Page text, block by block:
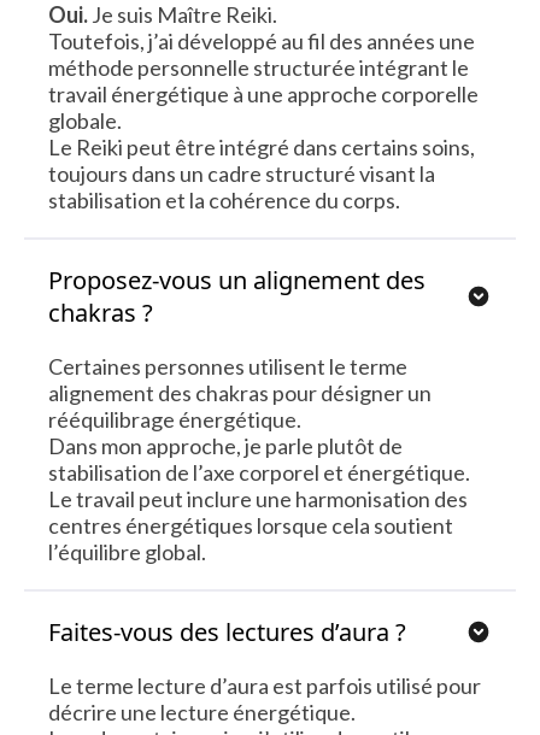
Oui.Je suis Maître Reiki.
Toutefois, j’ai développé au fil des années une
méthode personnelle structurée intégrant le
travail énergétique à une approche corporelle
globale.
Le Reiki peut être intégré dans certains soins,
toujours dans un cadre structuré visant la
stabilisation et la cohérence du corps.
Proposez-vous un alignement des
chakras ?
Certaines personnes utilisent le terme
alignement des chakras pour désigner un
rééquilibrage énergétique.
Dans mon approche, je parle plutôt de
stabilisation de l’axe corporel et énergétique.
Le travail peut inclure une harmonisation des
centres énergétiques lorsque cela soutient
l’équilibre global.
Faites-vous des lectures d’aura ?
Le terme lecture d’aura est parfois utilisé pour
décrire une lecture énergétique.